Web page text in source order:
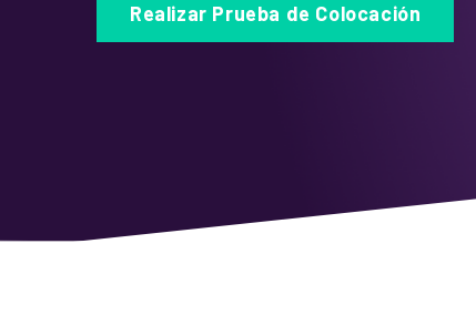
Realizar Prueba de Colocación